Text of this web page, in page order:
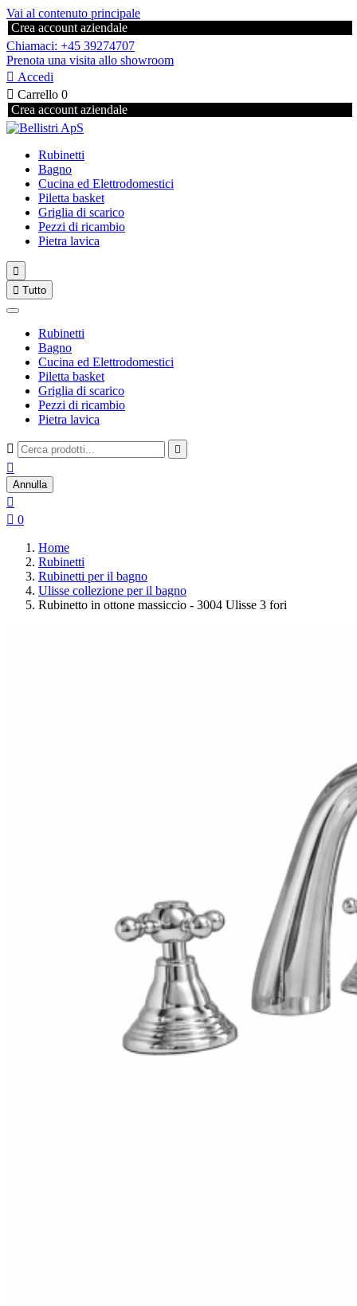
Vai al contenuto principale
Crea account aziendale
Chiamaci: +45 39274707
Prenota una visita allo showroom
 Accedi
 Carrello 0
Crea account aziendale
Rubinetti
Bagno
Cucina ed Elettrodomestici
Piletta basket
Griglia di scarico
Pezzi di ricambio
Pietra lavica

 Tutto
Rubinetti
Bagno
Cucina ed Elettrodomestici
Piletta basket
Griglia di scarico
Pezzi di ricambio
Pietra lavica
 

Annulla

 0
Home
Rubinetti
Rubinetti per il bagno
Ulisse collezione per il bagno
Rubinetto in ottone massiccio - 3004 Ulisse 3 fori